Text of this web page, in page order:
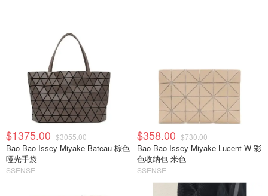
$1375.00 $3055.00
Bao Bao Issey Miyake Bateau 棕色
哑光手袋
SSENSE
$358.00 $730.00
Bao Bao Issey Miyake Lucent W 彩
色收纳包 米色
SSENSE